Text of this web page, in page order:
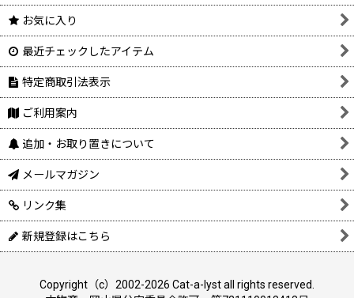
お気に入り
最近チェックしたアイテム
特定商取引法表示
ご利用案内
追加・お取り置きについて
メールマガジン
リンク集
新規登録はこちら
Copyright（c）2002-2026 Cat-a-lyst all rights reserved.